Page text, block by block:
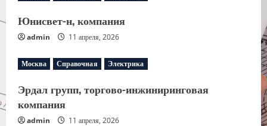
Юнисвет-н, компания
admin 11 апреля, 2026
Москва Справочная Электрика
Эрдал групп, торгово-инжиниринговая
компания
admin 11 апреля, 2026